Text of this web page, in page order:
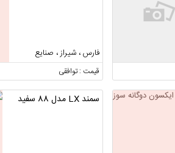
فارس ، شیراز ، صنایع
قیمت : توافقی
سمند LX مدل 88 سفید